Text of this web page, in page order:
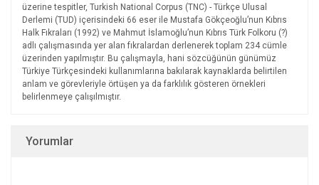
üzerine tespitler, Turkish National Corpus (TNC) - Türkçe Ulusal
Derlemi (TUD) içerisindeki 66 eser ile Mustafa Gökçeoğlu’nun Kıbrıs
Halk Fıkraları (1992) ve Mahmut İslamoğlu’nun Kıbrıs Türk Folkoru (?)
adlı çalışmasında yer alan fıkralardan derlenerek toplam 234 cümle
üzerinden yapılmıştır. Bu çalışmayla, hani sözcüğünün günümüz
Türkiye Türkçesindeki kullanımlarına bakılarak kaynaklarda belirtilen
anlam ve görevleriyle örtüşen ya da farklılık gösteren örnekleri
belirlenmeye çalışılmıştır.
Yorumlar